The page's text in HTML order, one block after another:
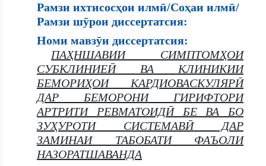
Рамзи ихтисосҳои илмӣ/Соҳаи илмӣ/
Рамзи шӯрои диссертатсия:
Номи мавзӯи диссертатсия:
ПАҲНШАВИИ СИМПТОМҲОИ
СУБКЛИНИЕӢ ВА КЛИНИКИИ
БЕМОРИҲОИ КАРДИОВАСКУЛЯРӢ
ДАР БЕМОРОНИ ГИРИФТОРИ
АРТРИТИ РЕВМАТОИДӢ БЕ ВА БО
ЗУҲУРОТИ СИСТЕМАВӢ ДАР
ЗАМИНАИ ТАБОБАТИ ФАЪОЛИ
НАЗОРАТШАВАНДА